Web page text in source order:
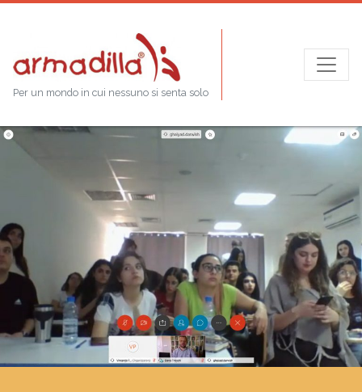
Per un mondo in cui nessuno si senta solo